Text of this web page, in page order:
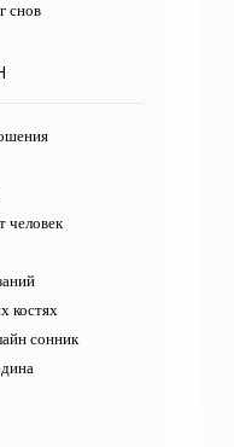
снов
человек
костях
сонник